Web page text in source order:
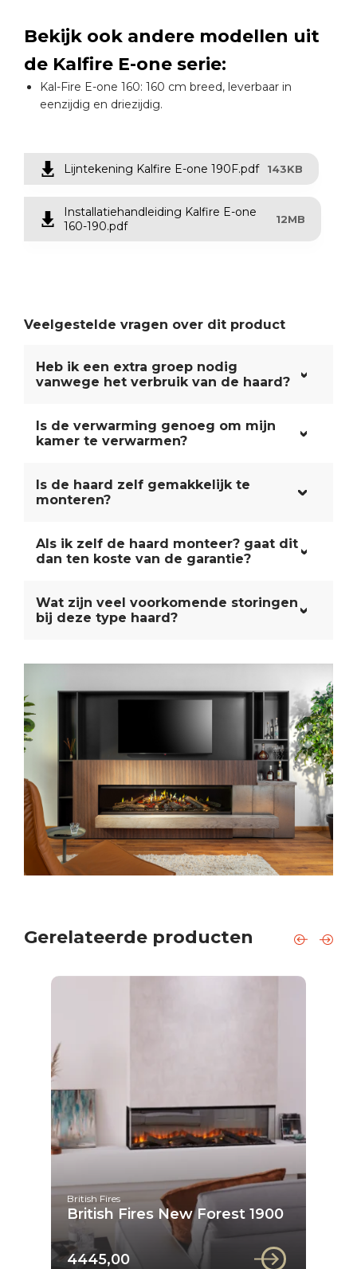
Bekijk ook andere modellen uit
de Kalfire E-one serie:
Kal-Fire E-one 160: 160 cm breed, leverbaar in
eenzijdig en driezijdig.
Lijntekening Kalfire E-one 190F.pdf 143KB
Installatiehandleiding Kalfire E-one
160-190.pdf
12MB
Veelgestelde vragen over dit product
Heb ik een extra groep nodig
vanwege het verbruik van de haard?
Is de verwarming genoeg om mijn
kamer te verwarmen?
Is de haard zelf gemakkelijk te
monteren?
Als ik zelf de haard monteer? gaat dit
dan ten koste van de garantie?
Wat zijn veel voorkomende storingen
bij deze type haard?
Gerelateerde producten
British Fires
British Fires New Forest 1900
4445,00